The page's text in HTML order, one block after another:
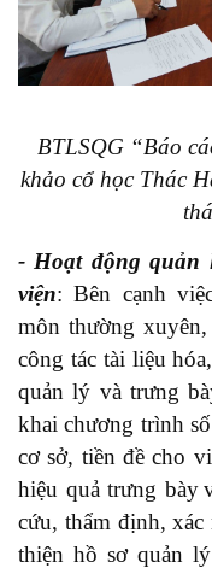
BTLSQG “Báo
khảo cổ học Thác
- Hoạt động quản
viện: Bên cạnh
môn thường
công tác tài liệu
quản lý và trưng
khai chương trình
cơ sở, tiền đề cho
hiệu quả trưng bày
cứu, thẩm định,
thiện hồ sơ quản